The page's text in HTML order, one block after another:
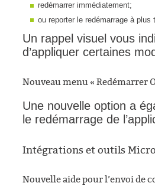
redémarrer immédiatement;
ou reporter le redémarrage à plus
Un rappel visuel vous
d’appliquer certaines
Nouveau menu « Redémarrer
Une nouvelle option a
le redémarrage de
Intégrations et outils
Nouvelle aide pour l’envoi de